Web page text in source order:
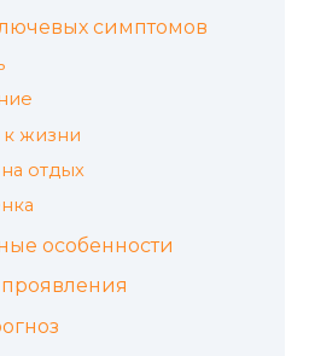
симптомов
жизни
отдых
особенности